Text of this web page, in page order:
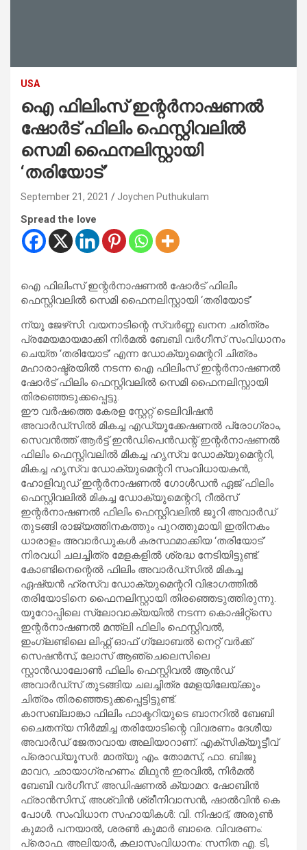
USA
ഐ ഫിലിംസ് ഇന്റർനാഷണൽ
ഷോർട് ഫിലിം ഫെസ്റ്റിവലിൽ
സെമി ഫൈനലിസ്റ്റായി
‘തരിയോട്’
September 21, 2021 Joychen Puthukulam
Spread the love
ഐ ഫിലിംസ് ഇന്റർനാഷണൽ ഷോർട് ഫിലിം
ഫെസ്റ്റിവലിൽ സെമി ഫൈനലിസ്റ്റായി ‘തരിയോട്’
ന്യൂ ജേഴ്‌സി: വയനാടിന്റെ സ്വര്‍ണ്ണ ഖനന ചരിത്രം
പ്രമേയമായമാക്കി നിര്‍മല്‍ ബേബി വര്‍ഗീസ് സംവിധാനം
ചെയ്ത ‘തരിയോട്’ എന്ന ഡോക്യുമെന്ററി ചിത്രം
മഹാരാഷ്ട്രയിൽ നടന്ന ഐ ഫിലിംസ് ഇന്റർനാഷണൽ
ഷോർട് ഫിലിം ഫെസ്റ്റിവലിൽ സെമി ഫൈനലിസ്റ്റായി
തിരഞ്ഞെടുക്കപ്പെട്ടു.
ഈ വര്‍ഷത്തെ കേരള സ്റ്റേറ്റ് ടെലിവിഷന്‍
അവാര്‍ഡ്സില്‍ മികച്ച എഡ്യൂക്കേഷണല്‍ പ്രോഗ്രാം,
സെവന്‍ത്ത് ആര്‍ട്ട് ഇന്‍ഡിപെന്‍ഡന്റ് ഇന്റര്‍നാഷണല്‍
ഫിലിം ഫെസ്റ്റിവലില്‍ മികച്ച ഹൃസ്വ ഡോക്യുമെന്ററി,
മികച്ച ഹൃസ്വ ഡോക്യുമെന്ററി സംവിധായകൻ,
ഹോളിവുഡ് ഇന്റര്‍നാഷണല്‍ ഗോള്‍ഡന്‍ ഏജ് ഫിലിം
ഫെസ്റ്റിവലില്‍ മികച്ച ഡോക്യുമെന്ററി, റീല്‍സ്
ഇന്റര്‍നാഷണല്‍ ഫിലിം ഫെസ്റ്റിവലില്‍ ജൂറി അവാര്‍ഡ്
തുടങ്ങി രാജ്യത്തിനകത്തും പുറത്തുമായി ഇതിനകം
ധാരാളം അവാര്‍ഡുകള്‍ കരസ്ഥമാക്കിയ ‘തരിയോട്’
നിരവധി ചലച്ചിത്ര മേളകളില്‍ ശ്രദ്ധ നേടിയിട്ടുണ്ട്.
കോണ്ടിനെന്റെല്‍ ഫിലിം അവാര്‍ഡ്‌സില്‍ മികച്ച
ഏഷ്യന്‍ ഹ്രസ്വ ഡോക്യുമെന്ററി വിഭാഗത്തില്‍
തരിയോടിനെ ഫൈനലിസ്റ്റായി തിരഞ്ഞെടുത്തിരുന്നു.
യൂറോപ്പിലെ സ്ലോവാക്യയില്‍ നടന്ന കൊഷിറ്റ്‌സെ
ഇന്റര്‍നാഷണല്‍ മന്ത്‌ലി ഫിലിം ഫെസ്റ്റിവല്‍,
ഇംഗ്ലണ്ടിലെ ലിഫ്റ്റ് ഓഫ് ഗ്ലോബല്‍ നെറ്റ് വര്‍ക്ക്
സെഷന്‍സ്, ലോസ് ആഞ്ചെലെസിലെ
സ്റ്റാന്‍ഡാലോണ്‍ ഫിലിം ഫെസ്റ്റിവല്‍ ആന്‍ഡ്
അവാര്‍ഡ്സ് തുടങ്ങിയ ചലച്ചിത്ര മേളയിലേയ്ക്കും
ചിത്രം തിരഞ്ഞെടുക്കപ്പെട്ടിട്ടുണ്ട്.
കാസബ്ലാങ്കാ ഫിലിം ഫാക്ടറിയുടെ ബാനറില്‍ ബേബി
ചൈതന്യ നിര്‍മ്മിച്ച തരിയോടിന്റെ വിവരണം ദേശീയ
അവാര്‍ഡ് ജേതാവായ അലിയാറാണ്. എക്‌സിക്യൂട്ടീവ്
പ്രൊഡ്യൂസര്‍: മാത്യു എം. തോമസ്, ഫാ. ബിജു
മാവറ, ഛായാഗ്രഹണം: മിഥുന്‍ ഇരവില്‍, നിര്‍മല്‍
ബേബി വര്‍ഗീസ്. അഡിഷണല്‍ ക്യാമറ: ഷോബിന്‍
ഫ്രാന്‍സിസ്, അശ്വിന്‍ ശ്രീനിവാസന്‍, ഷാല്‍വിന്‍ കെ
പോള്‍. സംവിധാന സഹായികള്‍: വി. നിഷാദ്, അരുണ്‍
കുമാര്‍ പനയാല്‍, ശരണ്‍ കുമാര്‍ ബാരെ. വിവരണം:
പ്രൊഫ. അലിയാര്‍, കലാസംവിധാനം: സനിത എ. ടി,